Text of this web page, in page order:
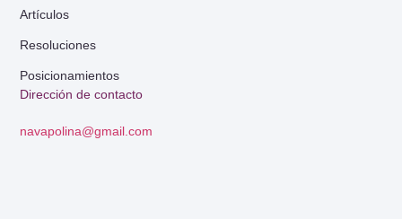
Dirección de contacto
navapolina@gmail.com
Artículos
Resoluciones
Posicionamientos